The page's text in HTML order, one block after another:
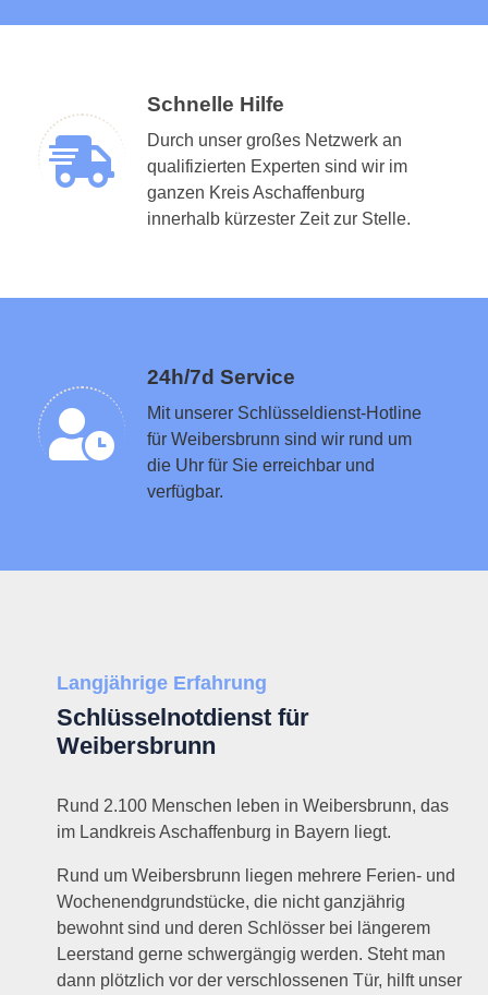
Schnelle Hilfe
Durch unser großes Netzwerk an
qualifizierten Experten sind wir im
ganzen Kreis Aschaffenburg
innerhalb kürzester Zeit zur Stelle.
24h/7d Service
Mit unserer Schlüsseldienst-Hotline
für Weibersbrunn sind wir rund um
die Uhr für Sie erreichbar und
verfügbar.
Schlüsseldienst in der Nähe vermitteln
Langjährige Erfahrung
Schlüsselnotdienst für
Weibersbrunn
Rund 2.100 Menschen leben in Weibersbrunn, das
im Landkreis Aschaffenburg in Bayern liegt.
Rund um Weibersbrunn liegen mehrere Ferien- und
Wochenendgrundstücke, die nicht ganzjährig
bewohnt sind und deren Schlösser bei längerem
Leerstand gerne schwergängig werden. Steht man
dann plötzlich vor der verschlossenen Tür, hilft unser